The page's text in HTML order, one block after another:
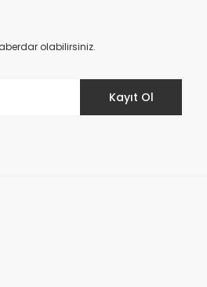
olabilirsiniz.
Kayıt Ol